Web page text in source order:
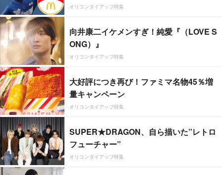
オリコンタイアップ特集
向井康二イケメンすぎ！純愛『（LOVE S
ONG）』
オリコンタイアップ特集
大好評につき再び！ファミマ名物45％増
量キャンペーン
オリコンタイアップ特集
SUPER★DRAGON、自ら描いた”レトロ
フューチャー”
オリコンタイアップ特集